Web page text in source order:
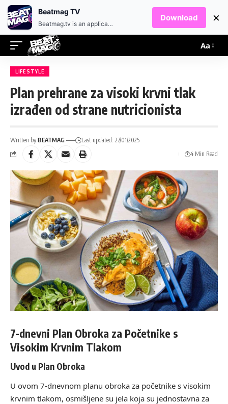
Aa
LIFESTYLE
Plan prehrane za visoki krvni tlak
izrađen od strane nutricionista
Written by:BEATMAG
Last updated: 27/01/2025
4 Min Read
7-dnevni Plan Obroka za Početnike s
Visokim Krvnim Tlakom
Uvod u Plan Obroka
U ovom 7-dnevnom planu obroka za početnike s visokim
krvnim tlakom, osmišljene su jela koja su jednostavna za
Beatmag TV
Beatmag.tv is an application designed for fans of electronic music.
Download ×